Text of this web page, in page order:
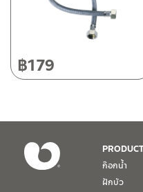
วันจันทร์ – วันศุกร์ เวลา 8:30-
วันเสาร์ เวลา 8:30-15:00 น.
1. การรับประกัน จะต้องมีหลักฐ
ขอตรวจสอบโดยนับวันซื้อขายเ
เงื่อนไขการรับประกันสินค้าได้ ห
฿179
ก๊อกน้ำ
ฝักบัว